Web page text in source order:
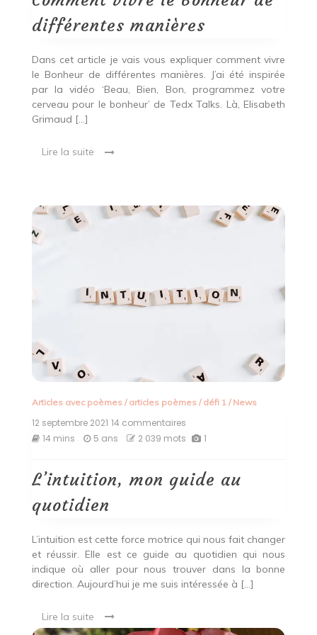
de
manières
différentes manières
Dans cet article je vais vous expliquer comment vivre
le Bonheur de différentes manières. J’ai été inspirée
par la vidéo ‘Beau, Bien, Bon, programmez votre
cerveau pour le bonheur’ de Tedx Talks. Là, Elisabeth
Grimaud […]
Lire la suite
Articles avec poèmes/ articles poèmes/ défi 1 / News
12 septembre 2021 14 commentaires
L’intuition,
au
quotidien
14 mins 5 ans 2 039 mots 1
L’intuition, mon guide au
quotidien
L’intuition est cette force motrice qui nous fait changer
et réussir. Elle est ce guide au quotidien qui nous
indique où aller pour nous trouver dans la bonne
direction. Aujourd’hui je me suis intéressée à […]
Lire la suite